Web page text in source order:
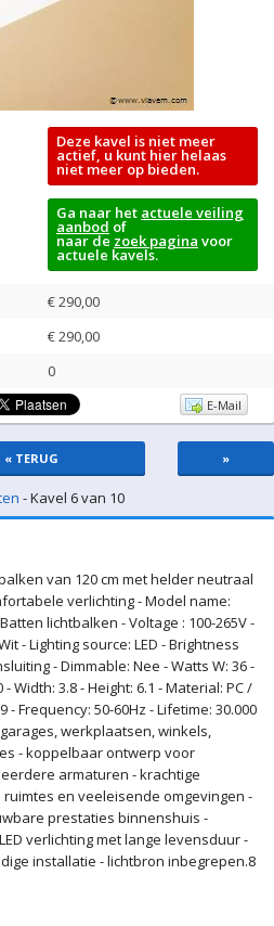
Deze kavel is niet meer
actief, u kunt hier helaas
niet meer op bieden.
Ga naar het actuele veiling
aanbod of
naar de zoek pagina voor
actuele kavels.
€ 290,00
€290,00
0
E-Mail
« TERUG »
- Kavel 6 van 10
van 120 cm met helder neutraal
verlichting - Model name:
lichtbalken - Voltage : 100-265V -
- Lighting source: LED - Brightness
- Dimmable: Nee - Watts W: 36 -
Width: 3.8 - Height: 6.1 - Material: PC /
- Frequency: 50-60Hz - Lifetime: 30.000
werkplaatsen, winkels,
- koppelbaar ontwerp voor
armaturen - krachtige
en veeleisende omgevingen -
prestaties binnenshuis -
verlichting met lange levensduur -
installatie - lichtbron inbegrepen.8